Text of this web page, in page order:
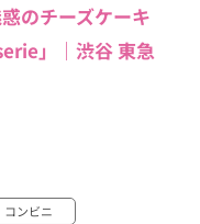
のチーズケーキ
」｜渋谷 東急
コンビニ